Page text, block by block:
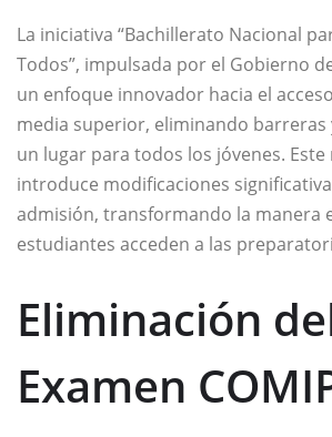
La iniciativa “Bachillerato Nacional
Todos”, impulsada por el Gobierno
un enfoque innovador hacia el
media superior, eliminando barreras
un lugar para todos los jóvenes.
introduce modificaciones
admisión, transformando la manera
estudiantes acceden a las
Eliminación
Examen